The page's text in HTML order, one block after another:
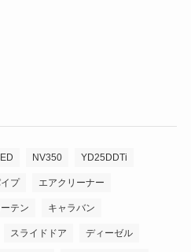
NV350 YD25DDTi
プ エアクリーナー
テン キャラバン
スライドドア ディーゼル